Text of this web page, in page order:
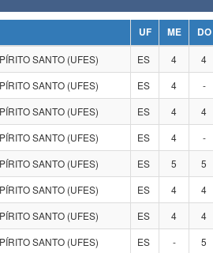
UF ME DO
SANTO (UFES) ES 4 4
SANTO (UFES) ES 4 -
SANTO (UFES) ES 4 4
SANTO (UFES) ES 4 -
SANTO (UFES) ES 5 5
SANTO (UFES) ES 4 4
SANTO (UFES) ES 4 4
SANTO (UFES) ES - 5